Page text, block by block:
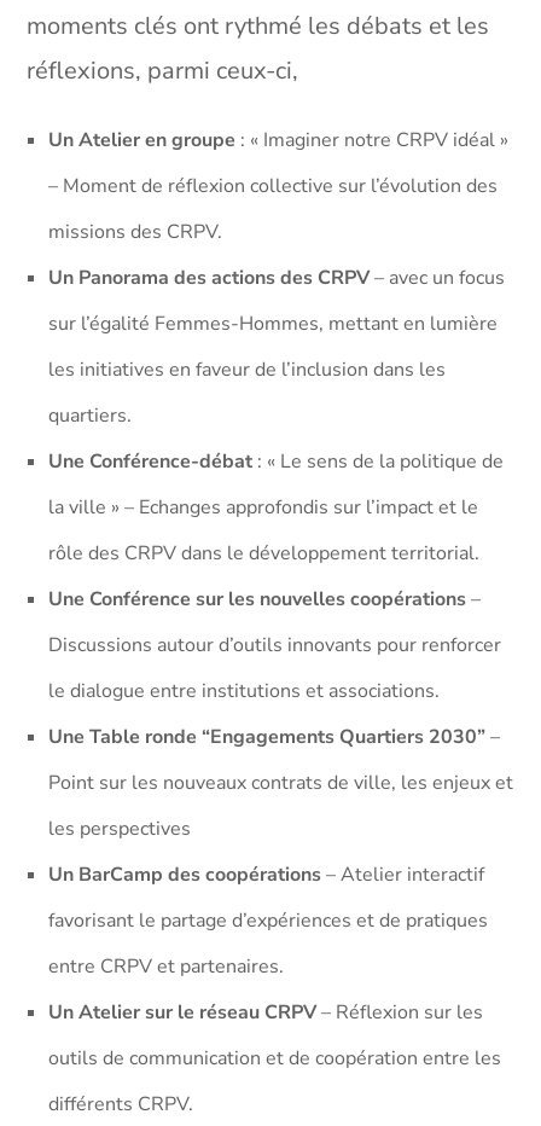
moments clés ont rythmé les débats et les
réflexions, parmi ceux-ci,
UnAtelier en groupe : « Imaginer notre CRPV idéal »
– Moment de réflexion collective sur l’évolution des
missions des CRPV.
Un Panorama des actions des CRPV– avec un focus
sur l’égalité Femmes-Hommes, mettant en lumière
les initiatives en faveur de l’inclusion dans les
quartiers.
Une Conférence-débat : « Le sens de la politique de
la ville » – Echanges approfondis sur l’impact et le
rôle des CRPV dans le développement territorial.
Une Conférence sur les nouvelles coopérations–
Discussions autour d’outils innovants pour renforcer
le dialogue entre institutions et associations.
Une Table ronde “Engagements Quartiers 2030”–
Point sur les nouveaux contrats de ville, les enjeux et
les perspectives
Un BarCamp des coopérations– Atelier interactif
favorisant le partage d’expériences et de pratiques
entre CRPV et partenaires.
Un Atelier sur le réseau CRPV– Réflexion sur les
outils de communication et de coopération entre les
différents CRPV.